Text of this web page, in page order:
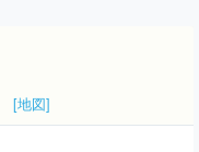
[地図]